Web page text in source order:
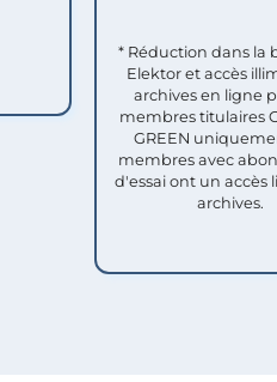
* Réduction dans la
Elektor et accès
archives en ligne
membres titulaires
GREEN
membres avec
d'essai ont un accès
archives.